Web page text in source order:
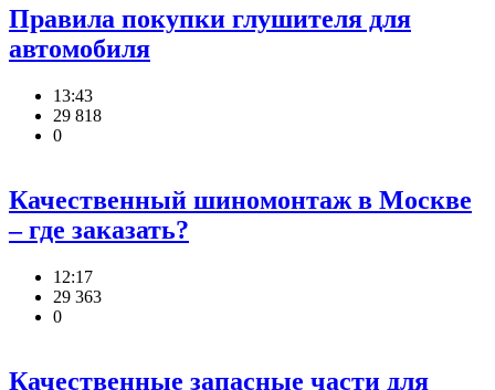
Правила покупки глушителя для
автомобиля
13:43
29 818
0
Качественный шиномонтаж в Москве
– где заказать?
12:17
29 363
0
Качественные запасные части для